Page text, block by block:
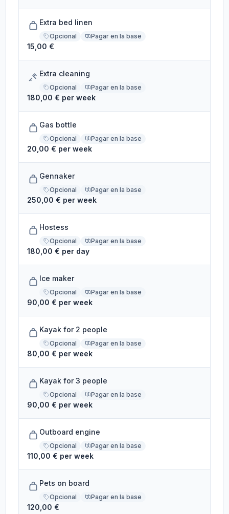
Extra bed linen
Opcional Pagar en la base
15,00 €
Extra cleaning
Opcional Pagar en la base
180,00 € per week
Gas bottle
Opcional Pagar en la base
20,00 € per week
Gennaker
Opcional Pagar en la base
250,00 € per week
Hostess
Opcional Pagar en la base
180,00 € per day
Ice maker
Opcional Pagar en la base
90,00 € per week
Kayak for 2 people
Opcional Pagar en la base
80,00 € per week
Kayak for 3 people
Opcional Pagar en la base
90,00 € per week
Outboard engine
Opcional Pagar en la base
110,00 € per week
Pets on board
Opcional Pagar en la base
120,00 €